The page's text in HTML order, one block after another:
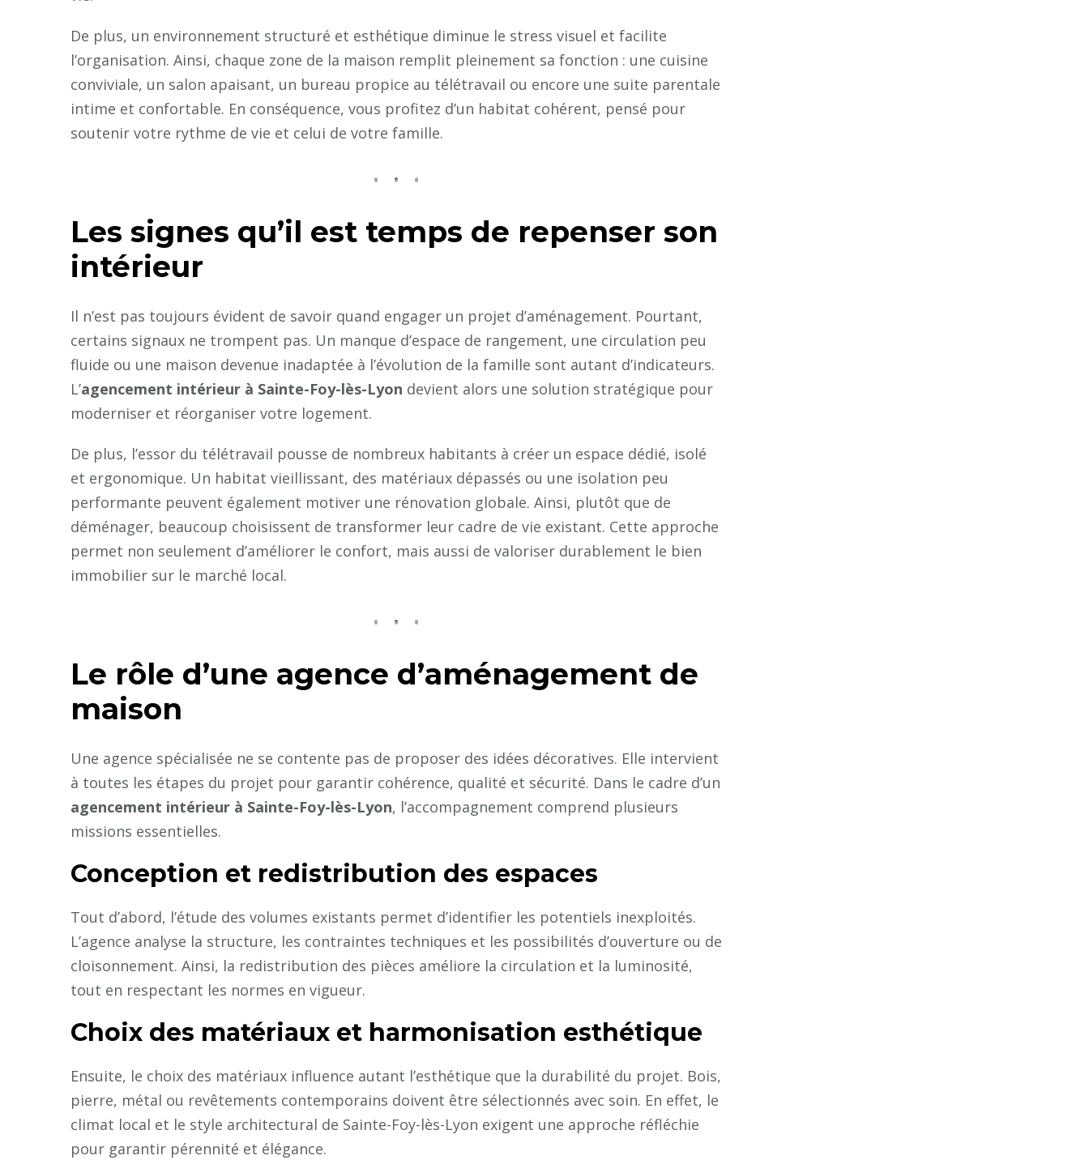
De plus, un environnement structuré et esthétique diminue le stress visuel et facilite
l’organisation. Ainsi, chaque zone de la maison remplit pleinement sa fonction : une cuisine
conviviale, un salon apaisant, un bureau propice au télétravail ou encore une suite parentale
intime et confortable. En conséquence, vous profitez d’un habitat cohérent, pensé pour
soutenir votre rythme de vie et celui de votre famille.
Les signes qu’il est temps de repenser son
intérieur
Il n’est pas toujours évident de savoir quand engager un projet d’aménagement. Pourtant,
certains signaux ne trompent pas. Un manque d’espace de rangement, une circulation peu
fluide ou une maison devenue inadaptée à l’évolution de la famille sont autant d’indicateurs.
L’agencement intérieur à Sainte-Foy-lès-Lyon devient alors une solution stratégique pour
moderniser et réorganiser votre logement.
De plus, l’essor du télétravail pousse de nombreux habitants à créer un espace dédié, isolé
et ergonomique. Un habitat vieillissant, des matériaux dépassés ou une isolation peu
performante peuvent également motiver une rénovation globale. Ainsi, plutôt que de
déménager, beaucoup choisissent de transformer leur cadre de vie existant. Cette approche
permet non seulement d’améliorer le confort, mais aussi de valoriser durablement le bien
immobilier sur le marché local.
Le rôle d’une agence d’aménagement de
maison
Une agence spécialisée ne se contente pas de proposer des idées décoratives. Elle intervient
à toutes les étapes du projet pour garantir cohérence, qualité et sécurité. Dans le cadre d’un
agencement intérieur à Sainte-Foy-lès-Lyon, l’accompagnement comprend plusieurs
missions essentielles.
Conception et redistribution des espaces
Tout d’abord, l’étude des volumes existants permet d’identifier les potentiels inexploités.
L’agence analyse la structure, les contraintes techniques et les possibilités d’ouverture ou de
cloisonnement. Ainsi, la redistribution des pièces améliore la circulation et la luminosité,
tout en respectant les normes en vigueur.
Choix des matériaux et harmonisation esthétique
Ensuite, le choix des matériaux influence autant l’esthétique que la durabilité du projet. Bois,
pierre, métal ou revêtements contemporains doivent être sélectionnés avec soin. En effet, le
climat local et le style architectural de Sainte-Foy-lès-Lyon exigent une approche réfléchie
pour garantir pérennité et élégance.